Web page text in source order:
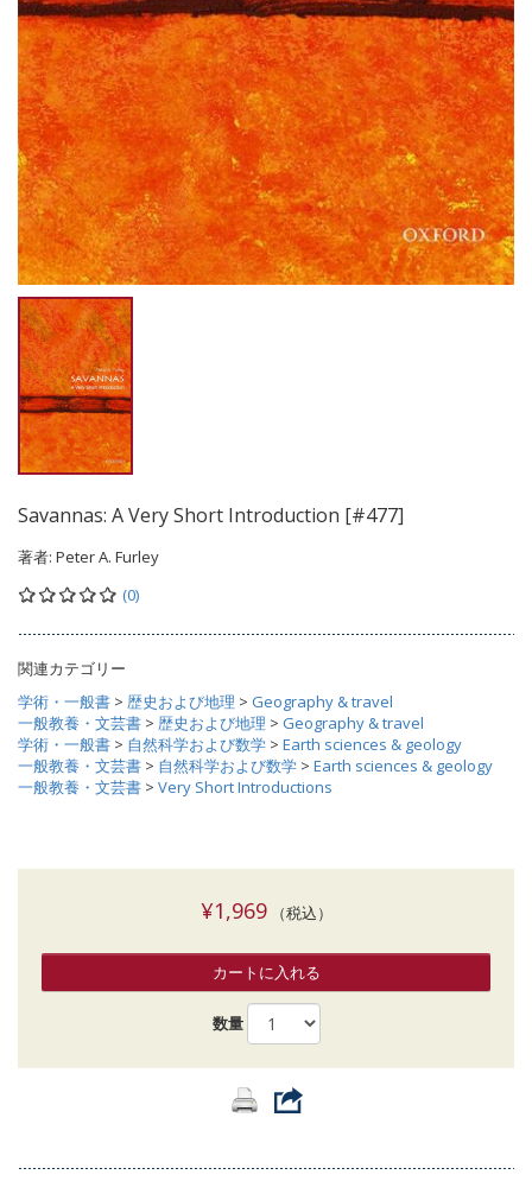
Savannas: A Very Short Introduction [#477]
著者: Peter A. Furley
(0)
関連カテゴリー
学術・一般書 > 歴史および地理 > Geography & travel
一般教養・文芸書 > 歴史および地理 > Geography & travel
学術・一般書 > 自然科学および数学 > Earth sciences & geology
一般教養・文芸書 > 自然科学および数学 > Earth sciences & geology
一般教養・文芸書 > Very Short Introductions
¥1,969（税込）
カートに入れる
数量